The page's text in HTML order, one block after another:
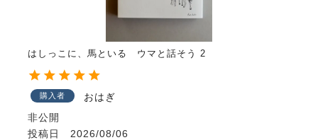
はしっこに、馬といる ウマと話そう 2
購入者
おはぎ
非公開
投稿日
2026/08/06